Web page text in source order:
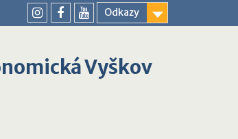
Odkazy
youtube
Vyškov